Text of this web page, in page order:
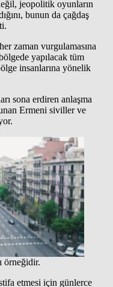
jeopolitik oyunların
bunun da çağdaş
zaman vurgulamasına
yapılacak tüm
insanlarına yönelik
sona erdiren anlaşma
Ermeni siviller ve
örneğidir.
etmesi için günlerce